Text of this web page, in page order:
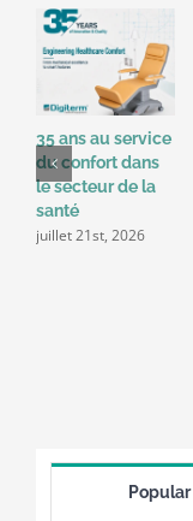
35 ans au service
du confort dans
le secteur de la
santé
juillet 21st, 2026
Popular